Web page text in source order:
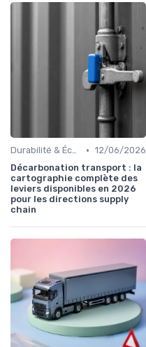
Durabilité & Écologie • 12/06/2026
Décarbonation transport : la
cartographie complète des
leviers disponibles en 2026
pour les directions supply
chain